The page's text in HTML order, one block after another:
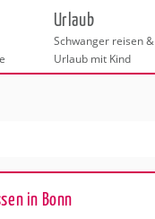
Urlaub
Schwanger reisen &
Urlaub mit Kind
in Bonn